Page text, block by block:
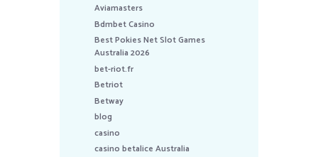
Aviamasters
Bdmbet Casino
Best Pokies Net Slot Games
Australia 2026
bet-riot.fr
Betriot
Betway
blog
casino
casino betalice Australia